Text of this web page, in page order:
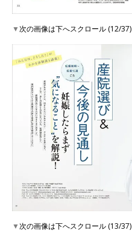
▼次の画像は下へスクロール (12/37)
▼次の画像は下へスクロール (13/37)